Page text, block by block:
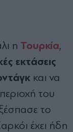
η Τουρκία,
εκτάσεις
και να
του
το
έχει ήδη